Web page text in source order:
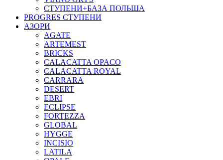
СТУПЕНИ+БАЗА ПОЛЬША
PROGRES СТУПЕНИ
АЗОРИ
AGATE
ARTEMEST
BRICKS
CALACATTA OPACO
CALACATTA ROYAL
CARRARA
DESERT
EBRI
ECLIPSE
FORTEZZA
GLOBAL
HYGGE
INCISIO
LATILA